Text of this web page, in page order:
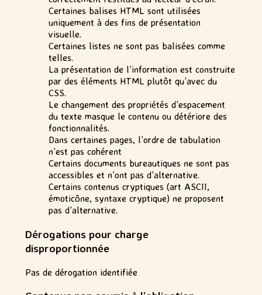
Certaines balises HTML sont utilisées
uniquement à des fins de présentation
visuelle.
Certaines listes ne sont pas balisées comme
telles.
La présentation de l’information est construite
par des éléments HTML plutôt qu’avec du
CSS.
Le changement des propriétés d’espacement
du texte masque le contenu ou détériore des
fonctionnalités.
Dans certaines pages, l’ordre de tabulation
n’est pas cohérent
Certains documents bureautiques ne sont pas
accessibles et n’ont pas d’alternative.
Certains contenus cryptiques (art ASCII,
émoticône, syntaxe cryptique) ne proposent
pas d’alternative.
Dérogations pour charge
disproportionnée
Pas de dérogation identifiée